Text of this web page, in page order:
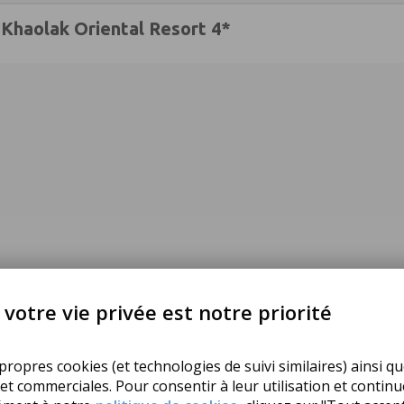
votre vie privée est notre priorité
cookies (et technologies de suivi similaires) ainsi
commerciales. Pour consentir à leur utilisation et
Oriental Resort 4*